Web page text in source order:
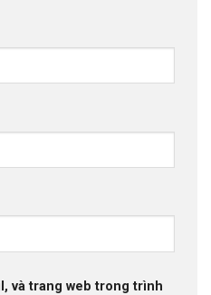
và trang web trong trình